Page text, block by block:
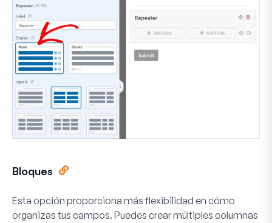
Bloques
Esta opción proporciona más flexibilidad en cómo
organizas tus campos. Puedes crear múltiples columnas